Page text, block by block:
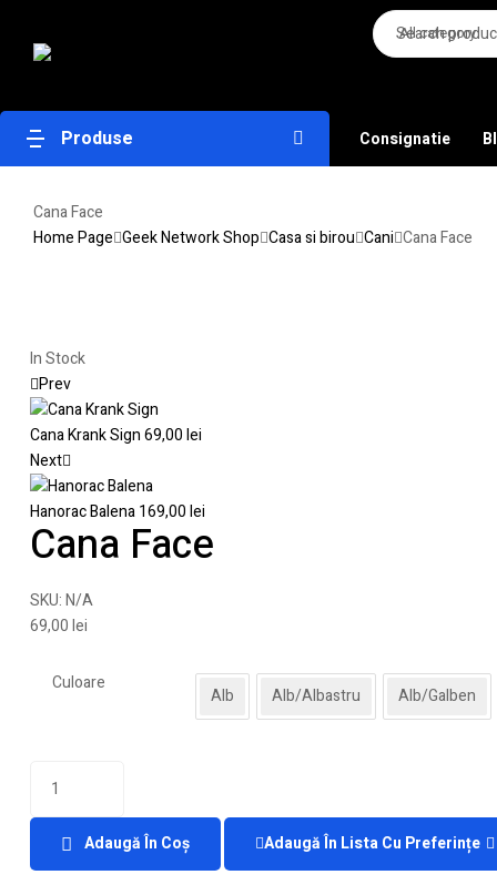
All category
Produse Consignatie
Cana Face
Home Page Geek Network Shop Casa si birou Cani Cana Face
In Stock
Prev
Cana Krank Sign69,00lei
Next
Hanorac Balena169,00lei
Cana Face
SKU:N/A
69,00lei
Culoare
Alb Alb/Albastru Alb/Galben
Adaugă În Coș Adaugă În Lista Cu Preferințe